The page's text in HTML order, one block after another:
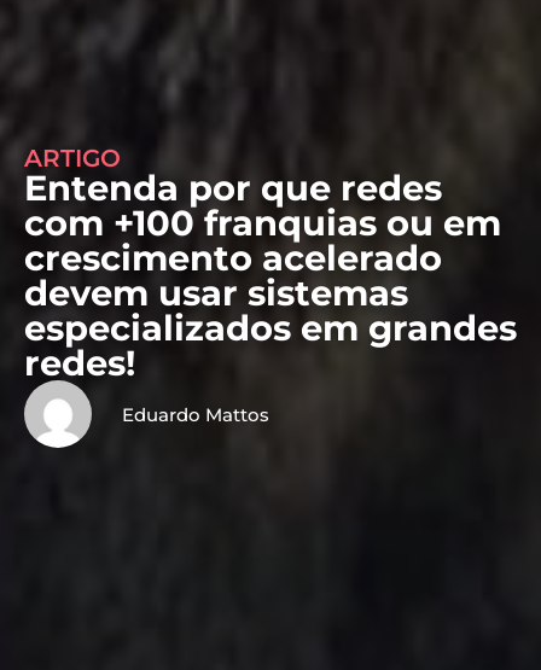
ARTIGO
Entenda por que redes
com +100 franquias ou em
crescimento acelerado
devem usar sistemas
especializados em grandes
redes!
Eduardo Mattos